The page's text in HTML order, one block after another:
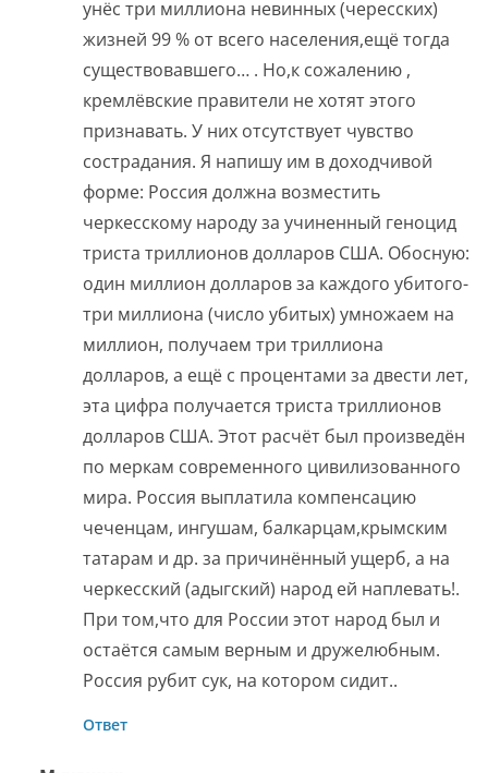
унёс три миллиона невинных (чересских)
жизней 99 % от всего населения,ещё тогда
существовавшего… . Но,к сожалению ,
кремлёвские правители не хотят этого
признавать. У них отсутствует чувство
сострадания. Я напишу им в доходчивой
форме: Россия должна возместить
черкесскому народу за учиненный геноцид
триста триллионов долларов США. Обосную:
один миллион долларов за каждого убитого-
три миллиона (число убитых) умножаем на
миллион, получаем три триллиона
долларов, а ещё с процентами за двести лет,
эта цифра получается триста триллионов
долларов США. Этот расчёт был произведён
по меркам современного цивилизованного
мира. Россия выплатила компенсацию
чеченцам, ингушам, балкарцам,крымским
татарам и др. за причинённый ущерб, а на
черкесский (адыгский) народ ей наплевать!.
При том,что для России этот народ был и
остаётся самым верным и дружелюбным.
Россия рубит сук, на котором сидит..
Ответ